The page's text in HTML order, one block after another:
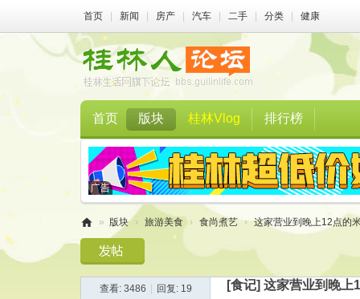
首页 新闻 房产 汽车 二手 分类 健康
首页 版块 桂林Vlog 排行榜
林
» 版块 › 旅游美食 › 食尚煮艺 › 这家营业到晚上12点的
查看: 3486 回复: 19 [食记] 这家营业到晚上